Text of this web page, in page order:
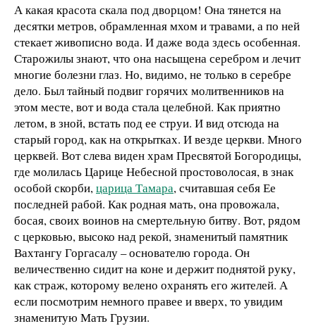
А какая красота скала под дворцом! Она тянется на
десятки метров, обрамленная мхом и травами, а по ней
стекает живописно вода. И даже вода здесь особенная.
Старожилы знают, что она насыщена серебром и лечит
многие болезни глаз. Но, видимо, не только в серебре
дело. Был тайный подвиг горячих молитвенников на
этом месте, вот и вода стала целебной. Как приятно
летом, в зной, встать под ее струи. И вид отсюда на
старый город, как на открытках. И везде церкви. Много
церквей. Вот слева виден храм Пресвятой Богородицы,
где молилась Царице Небесной простоволосая, в знак
особой скорби,царица Тамара, считавшая себя Ее
последней рабой. Как родная мать, она провожала,
босая, своих воинов на смертельную битву. Вот, рядом
с церковью, высоко над рекой, знаменитый памятник
Вахтангу Горгасалу – основателю города. Он
величественно сидит на коне и держит поднятой руку,
как страж, которому велено охранять его жителей. А
если посмотрим немного правее и вверх, то увидим
знаменитую Мать Грузии.